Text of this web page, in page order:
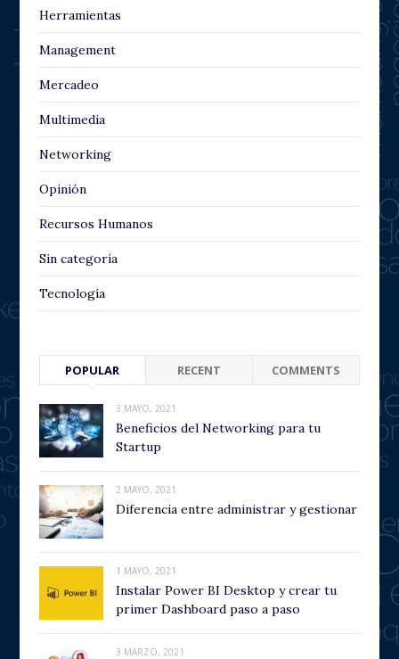
Herramientas
Management
Mercadeo
Multimedia
Networking
Opinión
Recursos Humanos
Sin categoría
Tecnología
POPULAR RECENT COMMENTS
3 MAYO, 2021
Beneficios del Networking para tu
Startup
2 MAYO, 2021
Diferencia entre administrar y gestionar
1 MAYO, 2021
Instalar Power BI Desktop y crear tu
primer Dashboard paso a paso
3 MARZO, 2021